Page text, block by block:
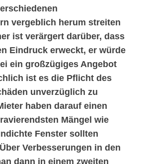
vergeblich herum streiten
ist verärgert darüber, dass
Eindruck erweckt, er würde
ein großzügiges Angebot
ist es die Pflicht des
unverzüglich zu
haben darauf einen
Mängel wie
Fenster sollten
Verbesserungen in den
dann in einem zweiten